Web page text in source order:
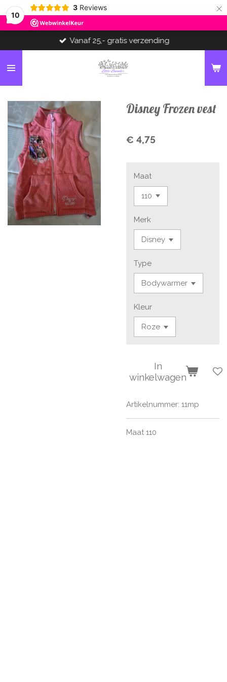
10
3 Reviews ×
Vanaf 25,- gratis verzending
Disney Frozen vest
€ 4,75
Maat
Merk
Type
Kleur
In
winkelwagen
Artikelnummer: 11mp
Maat 110